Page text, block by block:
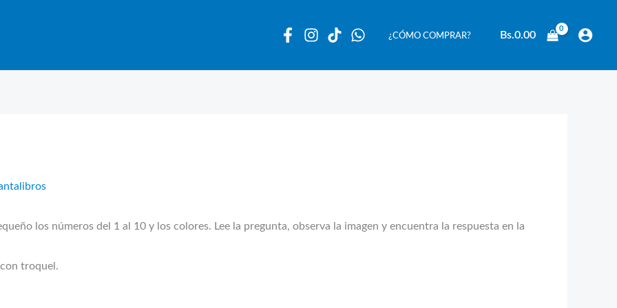
¿CÓMO COMPRAR? Bs.0.00
los números del 1 al 10 y los colores. Lee la pregunta, observa la imagen y encuentra la respuesta en la
troquel.